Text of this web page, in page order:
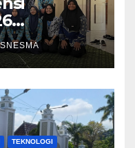
SMP
TEKNOLOGI